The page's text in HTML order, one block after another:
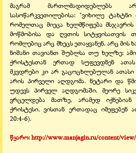
მაგრამ
სასოწარკვეთილებისა: "ვიხილე
რომელთაც მიეცა ხელმწიფება
მოწმობისა და ღვთის სიტყვისათვის
რომლებიც არც მხეცს ეთაყვანენ, არც მის
ნიშანი თავიანთ შუბლსა თუ ხელზე;
ქრისტესთან ერთად სუფევდნენ
მკვდრები კი არ გაცოცხლებულან
არის პირველი აღდგომა. ნეტარი და
უდევს პირველ აღდგომაში. მეორე
ვრცელდება მათზე, არამედ
ქრისტესი, ვისთან ერთადაც იმეფებენ
20:4-6).
წყარო: http://www.manjagin.ru/content/